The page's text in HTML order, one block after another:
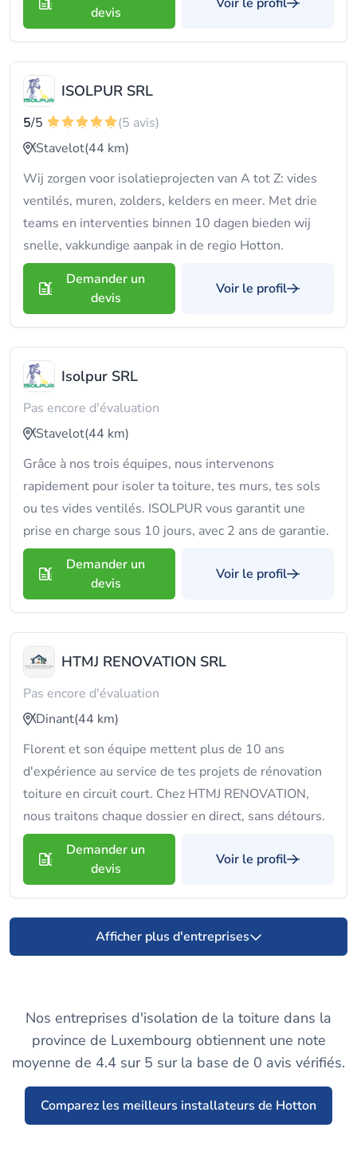
devis
ISOLPUR SRL
5/5
(5 avis)
Stavelot(44 km)
Wij zorgen voor isolatieprojecten van A tot Z: vides
ventilés, muren, zolders, kelders en meer. Met drie
teams en interventies binnen 10 dagen bieden wij
snelle, vakkundige aanpak in de regio Hotton.
Demander un
devis
Voir le profil
Isolpur SRL
Pas encore d'évaluation
Stavelot(44 km)
Grâce à nos trois équipes, nous intervenons
rapidement pour isoler ta toiture, tes murs, tes sols
ou tes vides ventilés. ISOLPUR vous garantit une
prise en charge sous 10 jours, avec 2 ans de garantie.
Demander un
devis
Voir le profil
HTMJ RENOVATION SRL
Pas encore d'évaluation
Dinant(44 km)
Florent et son équipe mettent plus de 10 ans
d'expérience au service de tes projets de rénovation
toiture en circuit court. Chez HTMJ RENOVATION,
nous traitons chaque dossier en direct, sans détours.
Demander un
devis
Voir le profil
Afficher plus d'entreprises
Nos entreprises d'isolation de la toiture dans la
province de Luxembourg obtiennent une note
moyenne de 4.4 sur 5 sur la base de 0 avis vérifiés.
Comparez les meilleurs installateurs de Hotton